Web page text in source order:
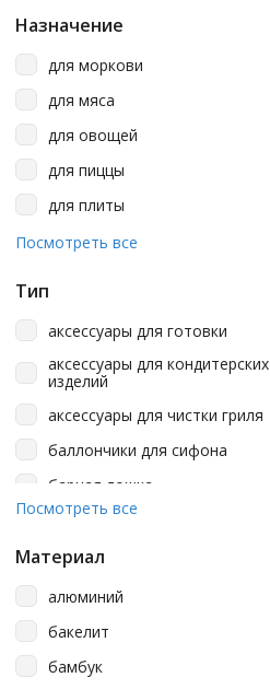
Daswerk
Esprado
Fackelmann
Firewood
Forester
Gastrorag
Julia Vysotskaya
Laima
Master Whip
Metal Craft
Metro Professional
Monsieur Perrin
приборов
точилка для ножей
штопор-открывалка
Назначение
для моркови
для мяса
для овощей
для пиццы
для плиты
для приготовления пищи
для рыбы
для сковороды
для сушки посуды
для торта
для яиц
дляуборкиимытьяпола
другие сферы применения
универсальное
Посмотреть все
Тип
аксессуары для готовки
аксессуары для кондитерских
изделий
аксессуары для чистки гриля
баллончики для сифона
барная ложка
ведерко для льда
ведро для уборки с крышкой
венчик
воронка
гейзер
Посмотреть все
Материал
алюминий
бакелит
бамбук